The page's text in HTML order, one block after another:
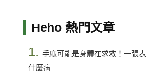
Heho 熱門文章
1. 手麻可能是身體在求救！一張
什麼病